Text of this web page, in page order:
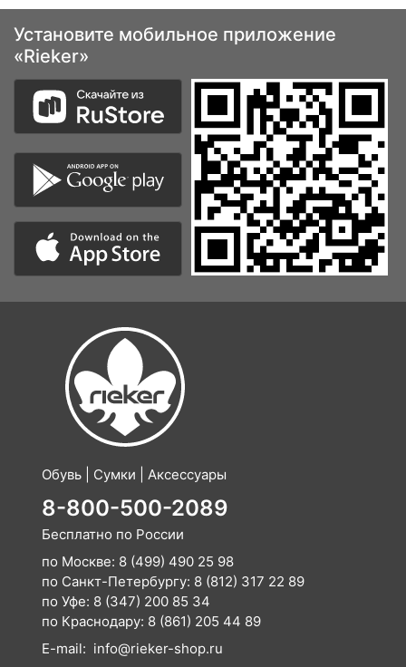
Установите мобильное приложение
«Rieker»
Обувь | Сумки | Аксессуары
8-800-500-2089
Бесплатно по России
по Москве: 8 (499) 490 25 98
по Санкт-Петербургу: 8 (812) 317 22 89
по Уфе: 8 (347) 200 85 34
по Краснодару: 8 (861) 205 44 89
E-mail: info@rieker-shop.ru